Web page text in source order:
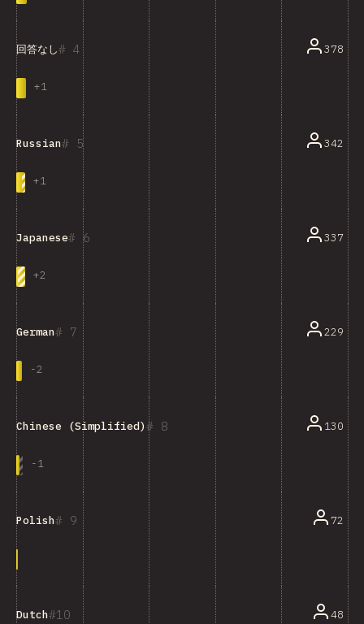
4
回答なし
+1
378
5
Russian
+1
342
6
Japanese
+2
337
7
German
-2
229
8
Chinese (Simplified)
-1
130
9
Polish 72
10
Dutch 48